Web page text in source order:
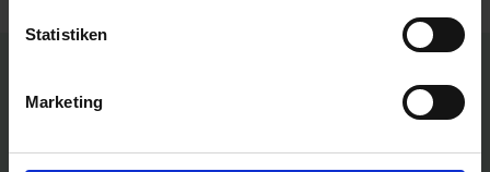
Statistiken
Marketing